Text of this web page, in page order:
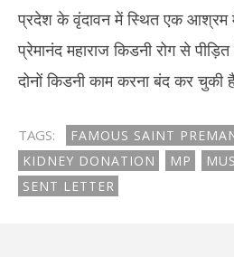
प्रदेश के वृंदावन में स्थित एक आश्रम
प्रेमानंद महाराज किडनी रोग से
दोनों किडनी काम करना बंद कर चुकी
TAGS:
FAMOUS SAINT
KIDNEY DONATION
MP
SENT LETTER